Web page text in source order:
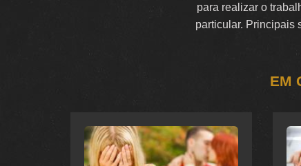
para realizar o
particular. Principais
EM